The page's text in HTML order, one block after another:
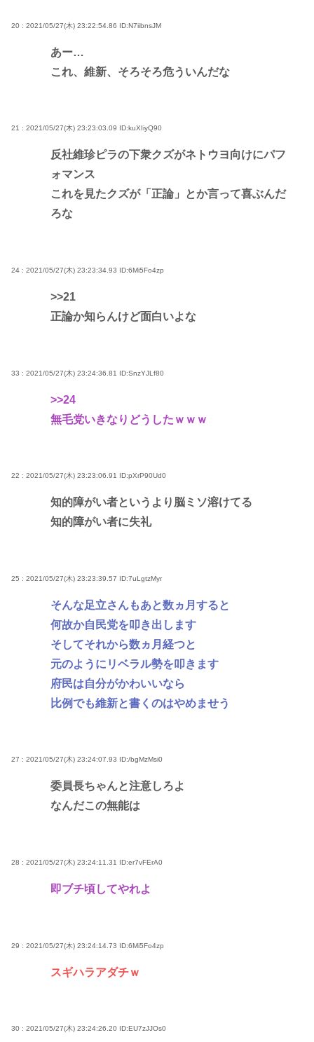
20 : 2021/05/27(木) 23:22:54.86 ID:N7iibnsJM
あー…
これ、維新、そろそろ危ういんだな
21 : 2021/05/27(木) 23:23:03.09 ID:kuXIiyQ90
反社維珍ピラの下衆クズがネトウヨ向けにパフ
ォマンス
これを見たクズが「正論」とか言って喜ぶんだ
ろな
24 : 2021/05/27(木) 23:23:34.93 ID:6Mi5Fo4zp
>>21
正論か知らんけど面白いよな
33 : 2021/05/27(木) 23:24:36.81 ID:SnzYJLf80
>>24
無毛党いきなりどうしたｗｗｗ
22 : 2021/05/27(木) 23:23:06.91 ID:pXrP90Ud0
知的障がい者というより脳ミソ溶けてる
知的障がい者に失礼
25 : 2021/05/27(木) 23:23:39.57 ID:7uLgtzMyr
そんな足立さんもあと数ヵ月すると
何故か自民党を叩き出します
そしてそれから数ヵ月経つと
元のようにリベラル勢を叩きます
府民は自分がかわいいなら
比例でも維新と書くのはやめませう
27 : 2021/05/27(木) 23:24:07.93 ID:/bgMzMsi0
委員長ちゃんと注意しろよ
なんだこの無能は
28 : 2021/05/27(木) 23:24:11.31 ID:er7vFErA0
即ブチ頃してやれよ
29 : 2021/05/27(木) 23:24:14.73 ID:6Mi5Fo4zp
スギハラアダチｗ
30 : 2021/05/27(木) 23:24:26.20 ID:EU7zJJOs0